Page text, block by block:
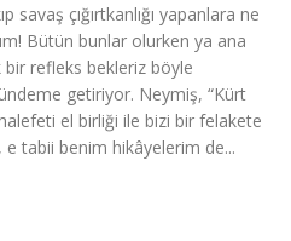
çığırtkanlığı yapanlara ne
Bütün bunlar olurken ya ana
refleks bekleriz böyle
getiriyor. Neymiş, “Kürt
el birliği ile bizi bir felakete
tabii benim hikâyelerim de...